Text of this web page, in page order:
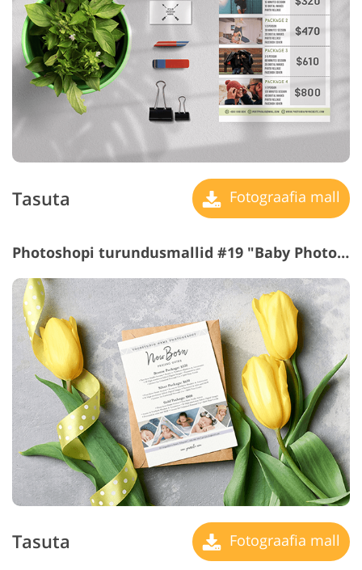
Tasuta Fotograafia mall
Photoshopi turundusmallid #19 "Baby Photography"
Tasuta Fotograafia mall